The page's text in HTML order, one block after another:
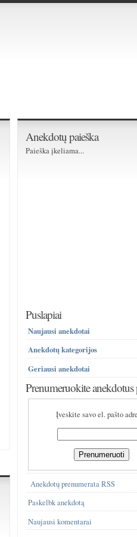
Anekdotų paieška
Paieška įkeliama...
Puslapiai
Naujausi anekdotai
Anekdotų kategorijos
Geriausi anekdotai
Prenumeruokite anekdotus
Įveskite savo el. pašto
Anekdotų prenumerata RSS
Paskelbk anekdotą
Naujausi komentarai